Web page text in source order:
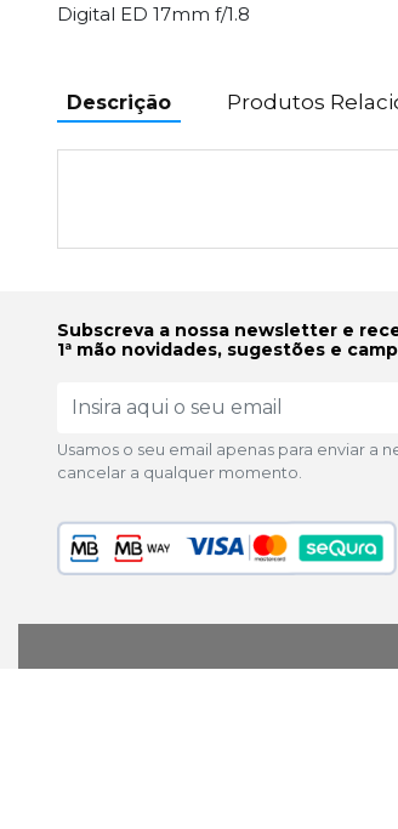
Digital ED 17mm f/1.8
Descrição Produtos
Subscreva a nossa newsletter e
1ª mão novidades, sugestões e
Usamos o seu email apenas para enviar a
cancelar a qualquer momento.